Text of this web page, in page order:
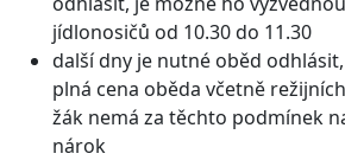
jídlonosičů od 10.30 do 11.30
další dny je nutné oběd
plná cena oběda včetně
žák nemá za těchto podmínek
nárok